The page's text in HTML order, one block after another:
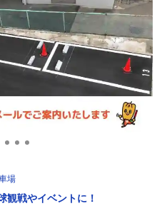
場
観戦やイベントに！